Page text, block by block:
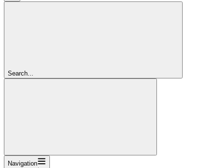
Search...
Navigation